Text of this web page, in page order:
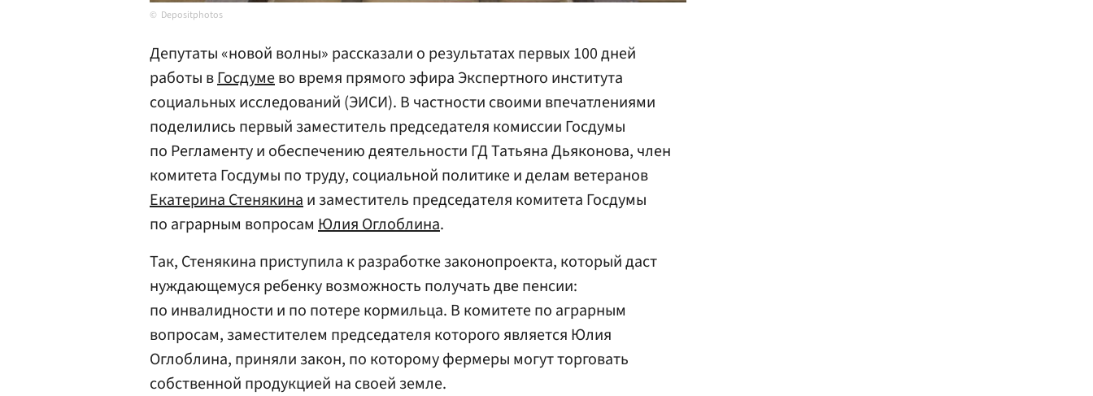
Depositphotos
Депутаты «новой волны» рассказали о результатах первых 100 дней
работы вГосдумево время прямого эфира Экспертного института
социальных исследований (ЭИСИ). В частности своими впечатлениями
поделились первый заместитель председателя комиссии Госдумы
по Регламенту и обеспечению деятельности ГД Татьяна Дьяконова, член
комитета Госдумы по труду, социальной политике и делам ветеранов
Екатерина Стенякинаи заместитель председателя комитета Госдумы
по аграрным вопросам Юлия Оглоблина.
Так, Стенякина приступила к разработке законопроекта, который даст
нуждающемуся ребенку возможность получать две пенсии:
по инвалидности и по потере кормильца. В комитете по аграрным
вопросам, заместителем председателя которого является Юлия
Оглоблина, приняли закон, по которому фермеры могут торговать
собственной продукцией на своей земле.